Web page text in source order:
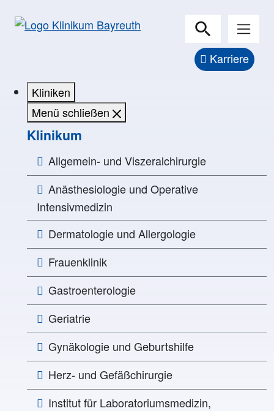
Karriere
Kliniken
Menü schließen
Klinikum
Allgemein- und Viszeralchirurgie
Anästhesiologie und Operative
Intensivmedizin
Dermatologie und Allergologie
Frauenklinik
Gastroenterologie
Geriatrie
Gynäkologie und Geburtshilfe
Herz- und Gefäßchirurgie
Institut für Laboratoriumsmedizin,